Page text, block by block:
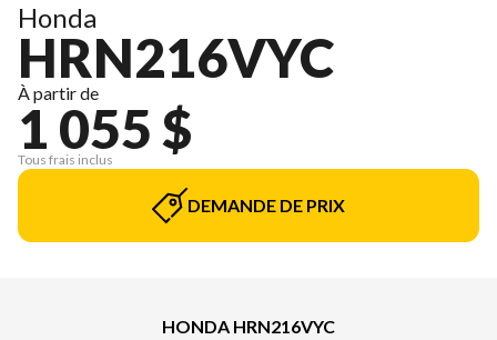
Honda
HRN216VYC
À partir de
1 055 $
Tous frais inclus
DEMANDE DE PRIX
HONDA HRN216VYC